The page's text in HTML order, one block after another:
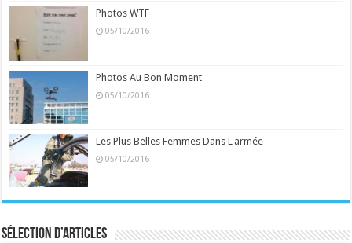
Photos WTF
05/10/2016
Photos Au Bon Moment
05/10/2016
Les Plus Belles Femmes Dans L'armée
05/10/2016
Sélection d’articles